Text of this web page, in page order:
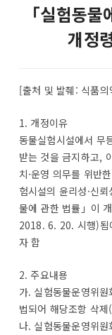
「실험동
개정
[출처 및 발췌: 식품의
1. 개정이유
동물실험시설에서 무
받는 것을 금지하고,
치·운영 의무를 위반
험시설의 윤리성·신
물에 관한 법률」이
2018. 6. 20. 시행)됨
자 함
2. 주요내용
가. 실험동물운영위
법되어 해당조항 삭
나. 실험동물운영위